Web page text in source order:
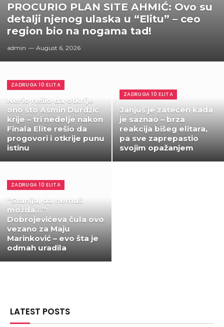
PROCURIO PLAN SITE AHMIĆ: Ovo su
detalji njenog ulaska u “Elitu” – ceo
region bio na nogama tad!
admin August 6, 2026
ZADRUGA 10 ELITA
Nerio rešio da otkrije
ono što Asmin Durdžić
krije – tri nedelje nakon
Finala Elite rešio da
progovori i otkrije punu
istinu
ZADRUGA 10 ELITA
Janjuš je zatečen kada
je saznao – brza
reakcija bišeg elitara,
pa sve zaprepastio
svojim opažanjem
ZADRUGA 10 ELITA
“Stanija, da nemaš
možda…”:
Dobrojevićeva čula ovo
vezano za Maju
Marinković – evo šta je
odmah uradila
LATEST POSTS